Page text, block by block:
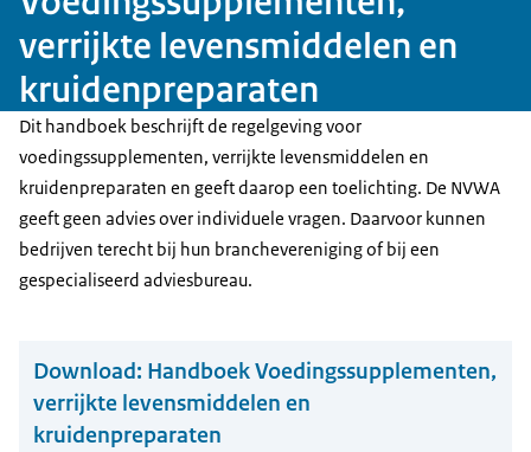
verrijkte levensmiddelen en
kruidenpreparaten
Dit handboek beschrijft de regelgeving voor
voedingssupplementen, verrijkte levensmiddelen en
kruidenpreparaten en geeft daarop een toelichting. De NVWA
geeft geen advies over individuele vragen. Daarvoor kunnen
bedrijven terecht bij hun branchevereniging of bij een
gespecialiseerd adviesbureau.
Download: Handboek Voedingssupplementen,
verrijkte levensmiddelen en
kruidenpreparaten